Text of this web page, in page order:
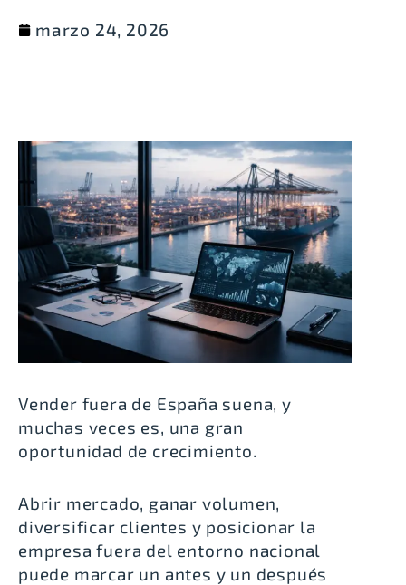
marzo 24, 2026
Vender fuera de España suena, y
muchas veces es, una gran
oportunidad de crecimiento.
Abrir mercado, ganar volumen,
diversificar clientes y posicionar la
empresa fuera del entorno nacional
puede marcar un antes y un después